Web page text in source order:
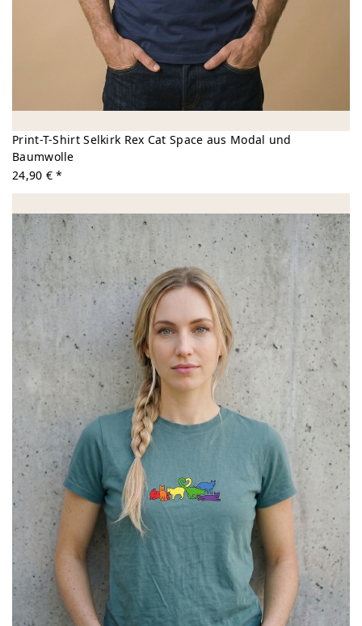
Print-T-Shirt Selkirk Rex Cat Space aus Modal und
Baumwolle
24,90 € *